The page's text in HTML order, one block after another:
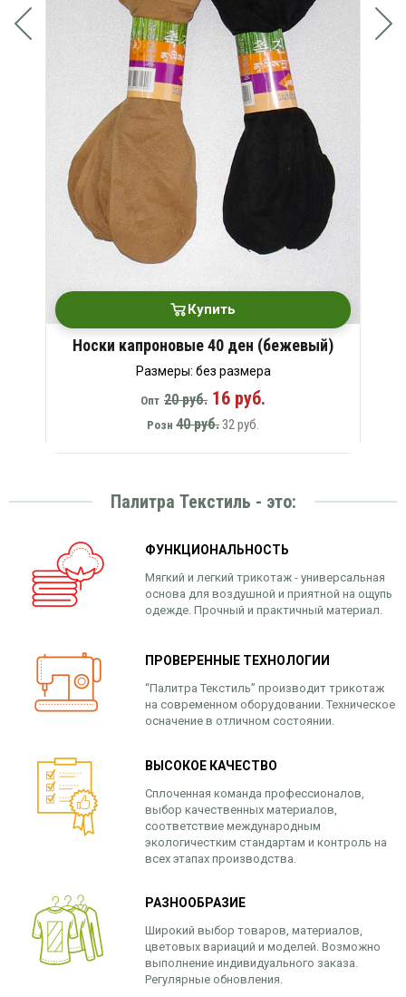
Купить
Носки капроновые 40 ден (бежевый)
Размеры: без размера
Опт 20 руб. 16 руб.
Розн 40 руб.32 руб.
Палитра Текстиль - это:
ФУНКЦИОНАЛЬНОСТЬ
Мягкий и легкий трикотаж - универсальная
основа для воздушной и приятной на ощупь
одежде. Прочный и практичный материал.
ПРОВЕРЕННЫЕ ТЕХНОЛОГИИ
“Палитра Текстиль” производит трикотаж
на современном оборудовании. Техническое
осначение в отличном состоянии.
ВЫСОКОЕ КАЧЕСТВО
Сплоченная команда профессионалов,
выбор качественных материалов,
соответствие международным
экологичестким стандартам и контроль на
всех этапах производства.
РАЗНООБРАЗИЕ
Широкий выбор товаров, материалов,
цветовых вариаций и моделей. Возможно
выполнение индивидуального заказа.
Регулярные обновления.